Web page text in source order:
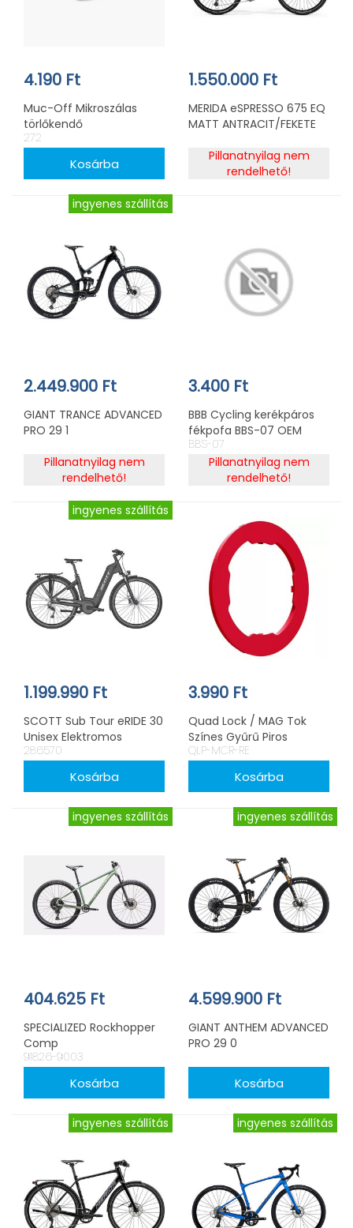
4.190 Ft
Muc-Off Mikroszálas
törlőkendő
272
1.550.000 Ft
MERIDA eSPRESSO 675 EQ
MATT ANTRACIT/FEKETE
Pillanatnyilag nem
rendelhető!
ingyenes szállítás
2.449.900 Ft
GIANT TRANCE ADVANCED
PRO 29 1
Pillanatnyilag nem
rendelhető!
3.400 Ft
BBB Cycling kerékpáros
fékpofa BBS-07 OEM
CantiStop
BBS-07
Pillanatnyilag nem
rendelhető!
ingyenes szállítás
1.199.990 Ft
SCOTT Sub Tour eRIDE 30
Unisex Elektromos
Kerékpár MÉRET: S
286570
3.990 Ft
Quad Lock / MAG Tok
Színes Gyűrű Piros
QLP-MCR-RE
ingyenes szállítás
404.625 Ft
SPECIALIZED Rockhopper
Comp
91826-9003
ingyenes szállítás
4.599.900 Ft
GIANT ANTHEM ADVANCED
PRO 29 0
ingyenes szállítás ingyenes szállítás